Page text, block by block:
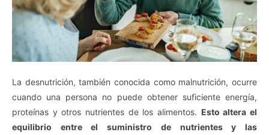
La desnutrición, también conocida como malnutrición, ocurre
cuando una persona no puede obtener suficiente energía,
proteínas y otros nutrientes de los alimentos. Esto altera el
equilibrio entre el suministro de nutrientes y las